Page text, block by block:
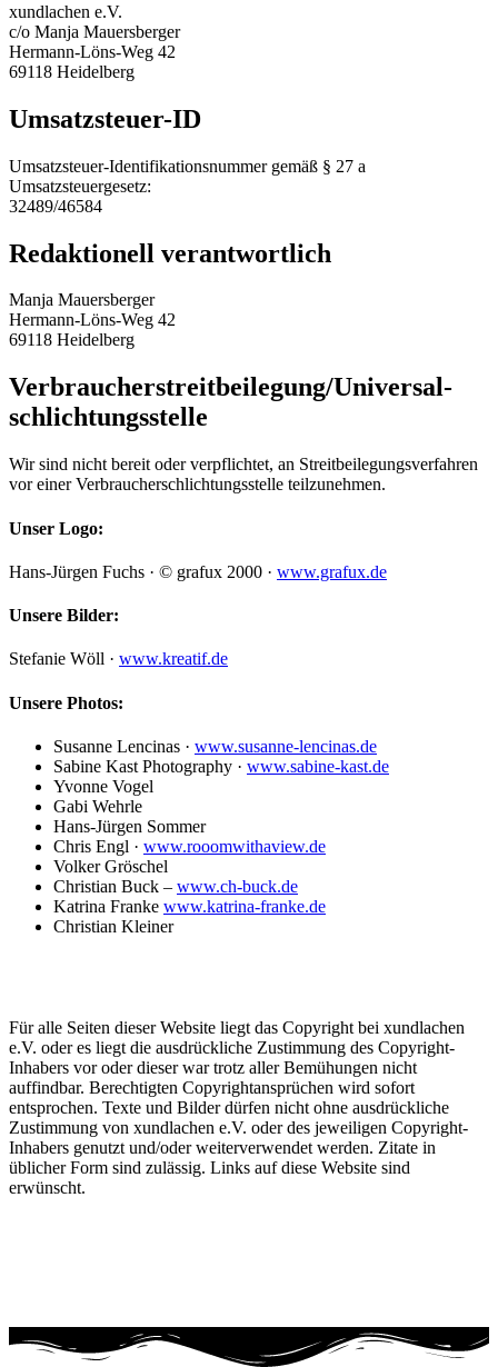
xundlachen e.V.
c/o Manja Mauersberger
Hermann-Löns-Weg 42
69118 Heidelberg
Umsatzsteuer-ID
Umsatzsteuer-Identifikationsnummer gemäß § 27 a
Umsatzsteuergesetz:
32489/46584
Redaktionell verantwortlich
Manja Mauersberger
Hermann-Löns-Weg 42
69118 Heidelberg
Verbraucher­streit­beilegung/Universal­
schlichtungs­stelle
Wir sind nicht bereit oder verpflichtet, an Streitbeilegungsverfahren
vor einer Verbraucherschlichtungsstelle teilzunehmen.
Unser Logo:
Hans-Jürgen Fuchs · © grafux 2000 · www.grafux.de
Unsere Bilder:
Stefanie Wöll · www.kreatif.de
Unsere Photos:
Susanne Lencinas · www.susanne-lencinas.de
Sabine Kast Photography · www.sabine-kast.de
Yvonne Vogel
Gabi Wehrle
Hans-Jürgen Sommer
Chris Engl · www.rooomwithaview.de
Volker Gröschel
Christian Buck – www.ch-buck.de
Katrina Franke www.katrina-franke.de
Christian Kleiner
Für alle Seiten dieser Website liegt das Copyright bei xundlachen
e.V. oder es liegt die ausdrückliche Zustimmung des Copyright-
Inhabers vor oder dieser war trotz aller Bemühungen nicht
auffindbar. Berechtigten Copyrightansprüchen wird sofort
entsprochen. Texte und Bilder dürfen nicht ohne ausdrückliche
Zustimmung von xundlachen e.V. oder des jeweiligen Copyright-
Inhabers genutzt und/oder weiterverwendet werden. Zitate in
üblicher Form sind zulässig. Links auf diese Website sind
erwünscht.